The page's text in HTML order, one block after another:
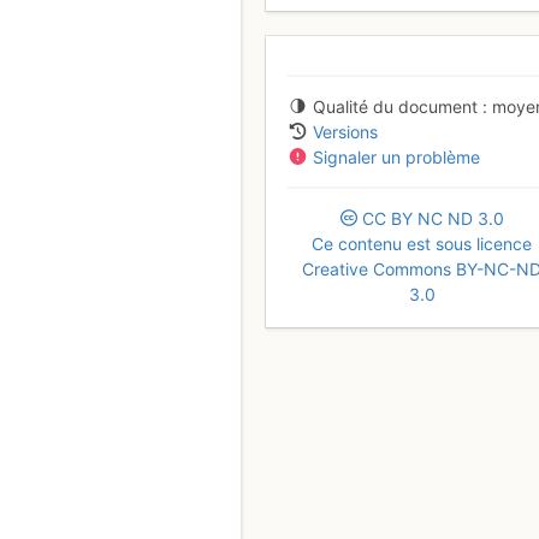
Qualité du document
Versions
Signaler un problème
CC BY NC ND 3.0
Ce contenu est sous licence
Creative Commons BY-NC-
3.0